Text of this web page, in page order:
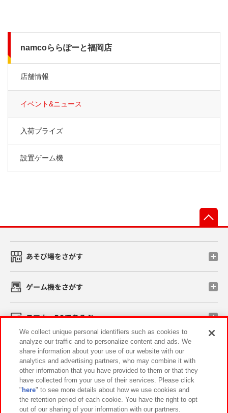
namcoららぽーと福岡店
店舗情報
イベント&ニュース
入荷プライズ
設置ゲーム機
あそび場をさがす
ゲーム機をさがす
スマホ・PCであそぶ
イベント・キャンペーン
関連会社 サステナビリティ サイトポリシー
We collect unique personal identifiers such as cookies to
analyze our traffic and to personalize content and ads. We
share information about your use of our website with our
analytics and advertising partners, who may combine it with
other information that you have provided to them or that they
have collected from your use of their services. Please click
" here" to see more details about how we use cookies and
the retention period of each cookie. You have the right to opt
out of our sharing of your information with our partners.